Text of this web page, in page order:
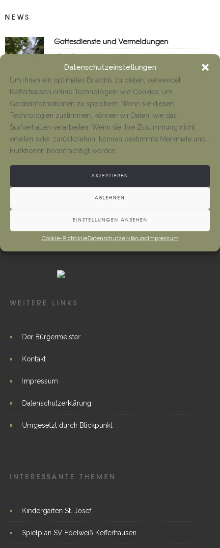
Datenschutzeinstellungen
Um ihnen ein optimales Erlebnis zu bieten, verwendet
Kefferhausen.online Technologien wie Cookies, um
Geräteinformationen zu speichern. Wenn sie diesen
Technologien zustimmen, können wir Daten, wie das
Surfverhalten verarbeiten. Wenn sie ihre Zustimmung nicht
erteilen oder zurückziehen, können bestimmte Merkmale und
Funktionen beeinträchtigt werden.
AKZEPTIEREN
ABLEHNEN
EINSTELLUNGEN ANSEHEN
Cookie-RichtlinieDatenschutzerklärungImpressum
NEWS
Gottesdienste und Vermeldungen
Tino Jäger 8. August 2026
Anfahrt Cyriakuswallfahrt
Neueröffnung Gaststätte
Tino Jäger 1. August 2026
WEITERE LINKS
Der Bürgermeister
Kontakt
Impressum
Datenschutzerklärung
Umgesetzt durch Blickpunkt
INTERESSANTE THEMEN
Kindergarten St. Josef
Spielplan SV Edelweiß Kefferhausen